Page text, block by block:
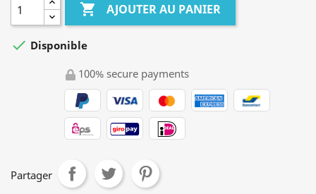
 AJOUTER AU PANIER
 Disponible
100% secure payments
Partager